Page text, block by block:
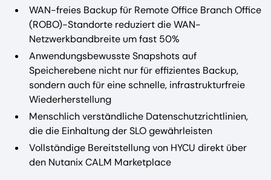
WAN-freies Backup für Remote Office Branch Office
(ROBO)-Standorte reduziert die WAN-
Netzwerkbandbreite um fast 50%
Anwendungsbewusste Snapshots auf
Speicherebene nicht nur für effizientes Backup,
sondern auch für eine schnelle, infrastrukturfreie
Wiederherstellung
Menschlich verständliche Datenschutzrichtlinien,
die die Einhaltung der SLO gewährleisten
Vollständige Bereitstellung von HYCU direkt über
den Nutanix CALM Marketplace